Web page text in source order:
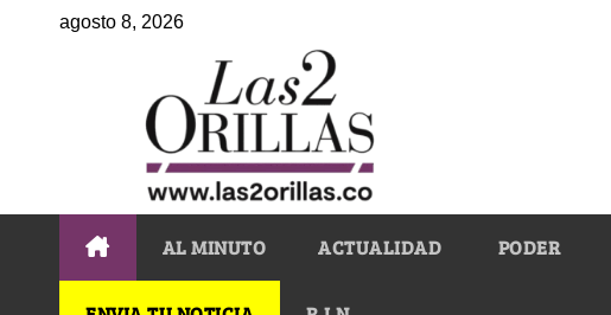
agosto 8, 2026
AL MINUTO ACTUALIDAD PODER